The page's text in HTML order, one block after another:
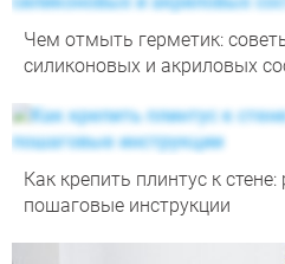
Чем отмыть герметик:
силиконовых и акриловых
Как крепить плинтус к
пошаговые инструкции